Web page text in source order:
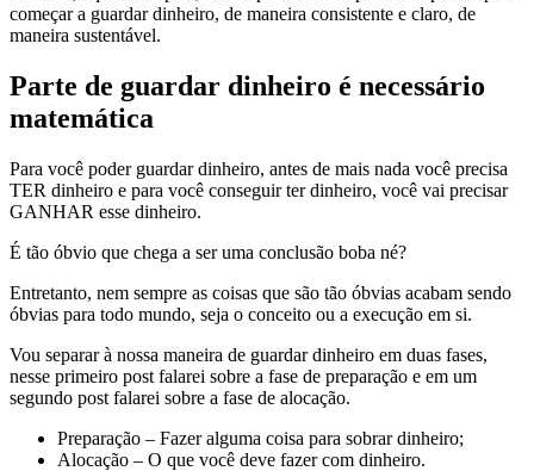
começar a guardar dinheiro, de maneira consistente e claro, de
maneira sustentável.
Parte de guardar dinheiro é necessário
matemática
Para você poder guardar dinheiro, antes de mais nada você precisa
TER dinheiro e para você conseguir ter dinheiro, você vai precisar
GANHAR esse dinheiro.
É tão óbvio que chega a ser uma conclusão boba né?
Entretanto, nem sempre as coisas que são tão óbvias acabam sendo
óbvias para todo mundo, seja o conceito ou a execução em si.
Vou separar à nossa maneira de guardar dinheiro em duas fases,
nesse primeiro post falarei sobre a fase de preparação e em um
segundo post falarei sobre a fase de alocação.
Preparação – Fazer alguma coisa para sobrar dinheiro;
Alocação – O que você deve fazer com dinheiro.